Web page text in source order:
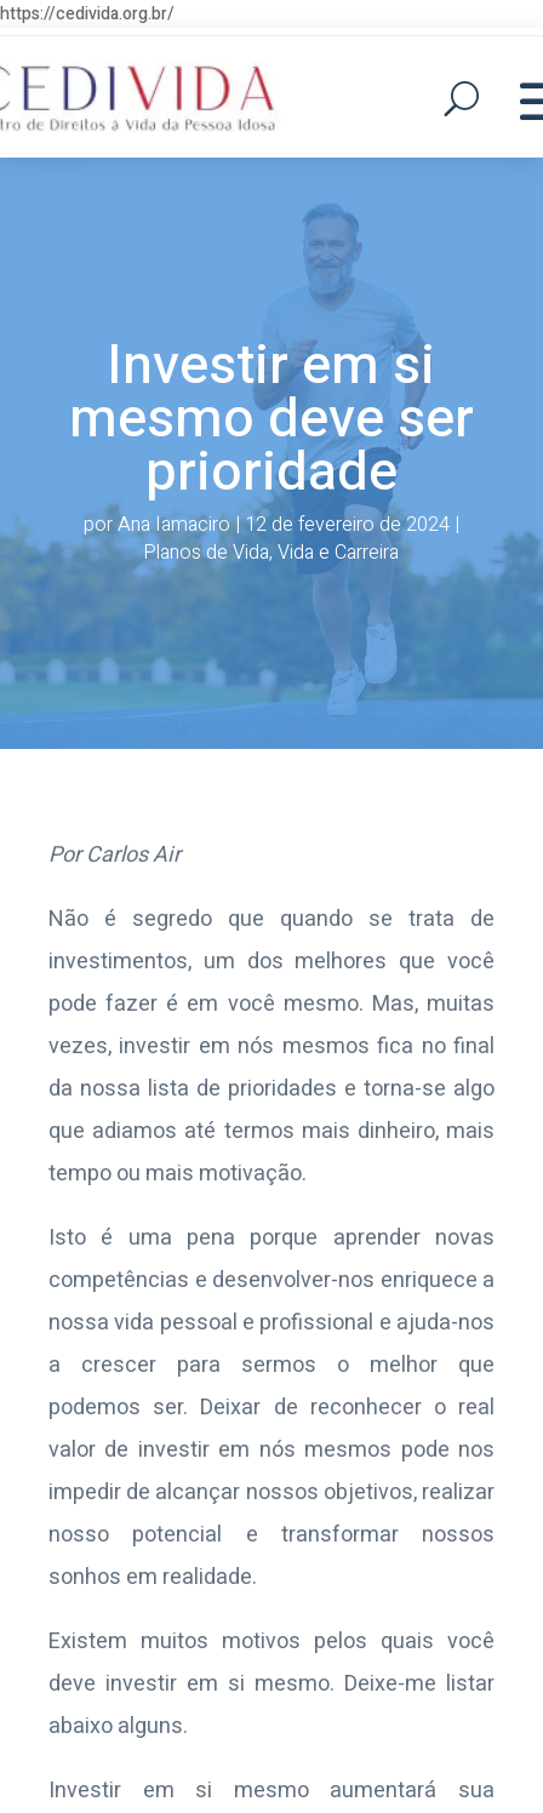
https://cedivida.org.br/
Investir em si
mesmo deve ser
prioridade
porAna Iamaciro|12 de fevereiro de 2024|
Planos de Vida,Vida e Carreira
Por Carlos Air
Não é segredo que quando se trata de
investimentos, um dos melhores que você
pode fazer é em você mesmo. Mas, muitas
vezes, investir em nós mesmos fica no final
da nossa lista de prioridades e torna-se algo
que adiamos até termos mais dinheiro, mais
tempo ou mais motivação.
Isto é uma pena porque aprender novas
competências e desenvolver-nos enriquece a
nossa vida pessoal e profissional e ajuda-nos
a crescer para sermos o melhor que
podemos ser. Deixar de reconhecer o real
valor de investir em nós mesmos pode nos
impedir de alcançar nossos objetivos, realizar
nosso potencial e transformar nossos
sonhos em realidade.
Existem muitos motivos pelos quais você
deve investir em si mesmo. Deixe-me listar
abaixo alguns.
Investir em si mesmo aumentará sua